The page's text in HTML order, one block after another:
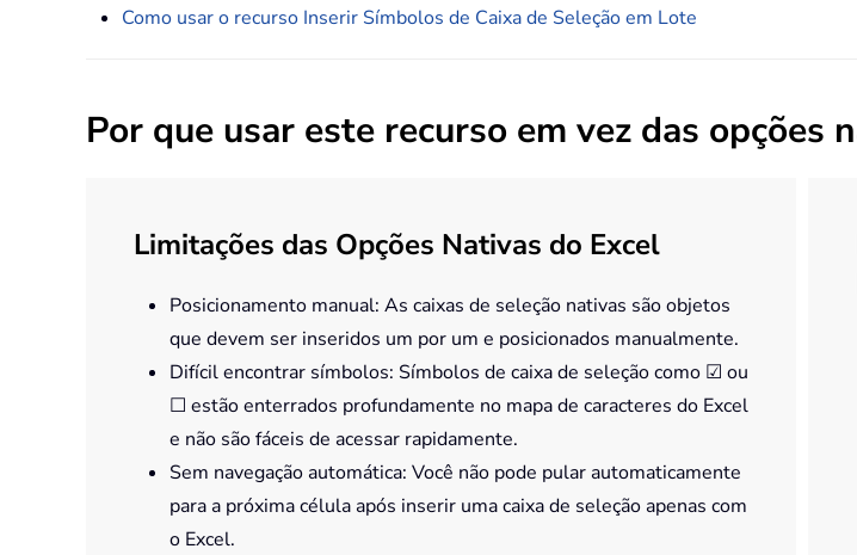
Como usar o recurso Inserir Símbolos de Caixa de Seleção em Lote
Por que usar este recurso em vez das opções
Limitações das Opções Nativas do Excel
Posicionamento manual: As caixas de seleção nativas são objetos
que devem ser inseridos um por um e posicionados manualmente.
Difícil encontrar símbolos: Símbolos de caixa de seleção como ☑ ou
☐ estão enterrados profundamente no mapa de caracteres do Excel
e não são fáceis de acessar rapidamente.
Sem navegação automática: Você não pode pular automaticamente
para a próxima célula após inserir uma caixa de seleção apenas com
o Excel.